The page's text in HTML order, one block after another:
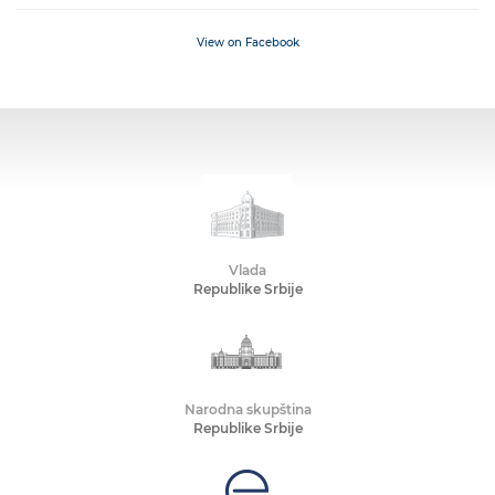
View on Facebook
Vlada
Republike Srbije
Narodna skupština
Republike Srbije